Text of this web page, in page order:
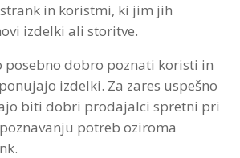
in koristmi, ki jim jih
izdelki ali storitve.
posebno dobro poznati koristi in
izdelki. Za zares uspešno
biti dobri prodajalci spretni pri
potreb oziroma